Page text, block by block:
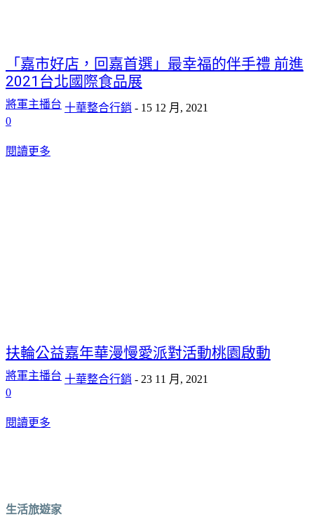
「嘉市好店，回嘉首選」最幸福的伴手禮 前進
2021台北國際食品展
將軍主播台 十華整合行銷 - 15 12 月, 2021
0
閱讀更多
扶輪公益嘉年華漫慢愛派對活動桃園啟動
將軍主播台 十華整合行銷 - 23 11 月, 2021
0
閱讀更多
生活旅遊家